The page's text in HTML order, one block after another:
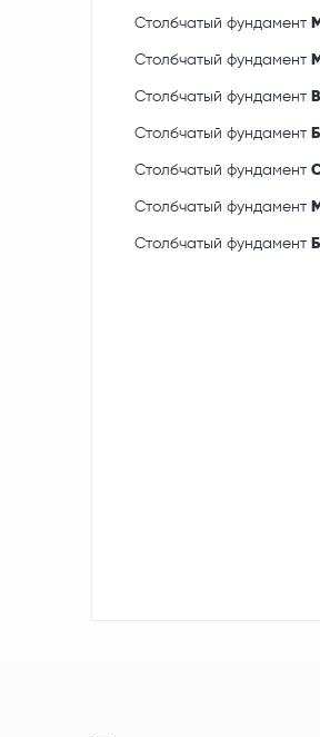
Столбчатый фундамент
Столбчатый фундамент
Столбчатый фундамент
Столбчатый фундамент
Столбчатый фундамент
Столбчатый фундамент
Столбчатый фундамент